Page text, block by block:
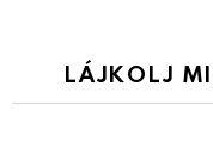
LÁJKOLJ